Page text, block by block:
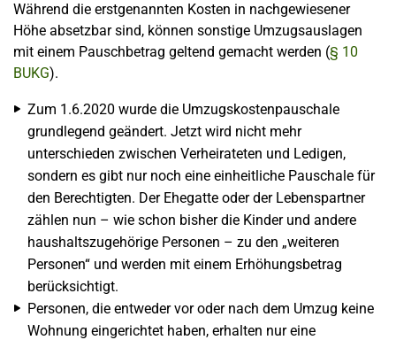
Während die erstgenannten Kosten in nachgewiesener
Höhe absetzbar sind, können sonstige Umzugsauslagen
mit einem Pauschbetrag geltend gemacht werden (§ 10
BUKG).
Zum 1.6.2020 wurde die Umzugskostenpauschale
grundlegend geändert. Jetzt wird nicht mehr
unterschieden zwischen Verheirateten und Ledigen,
sondern es gibt nur noch eine einheitliche Pauschale für
den Berechtigten. Der Ehegatte oder der Lebenspartner
zählen nun – wie schon bisher die Kinder und andere
haushaltszugehörige Personen – zu den „weiteren
Personen“ und werden mit einem Erhöhungsbetrag
berücksichtigt.
Personen, die entweder vor oder nach dem Umzug keine
Wohnung eingerichtet haben, erhalten nur eine